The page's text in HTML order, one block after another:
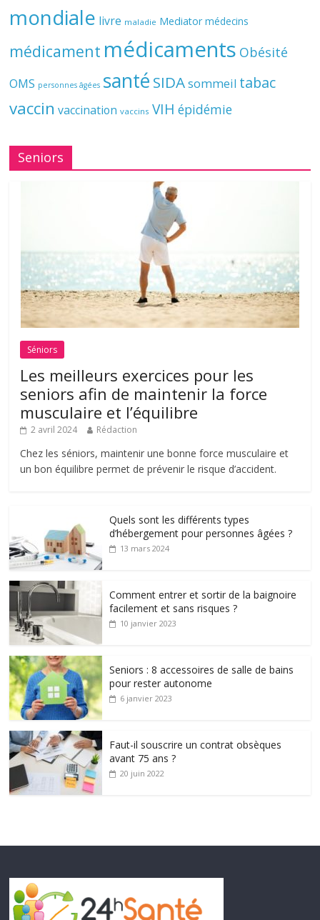
mondiale livre maladie Mediator médecins
médicament médicaments Obésité
OMS personnes âgées santé SIDAsommeil tabac
vaccin vaccination vaccins VIH épidémie
Seniors
Séniors
Les meilleurs exercices pour les
seniors afin de maintenir la force
musculaire et l’équilibre
2 avril 2024 Rédaction
Chez les séniors, maintenir une bonne force musculaire et
un bon équilibre permet de prévenir le risque d’accident.
Quels sont les différents types
d’hébergement pour personnes âgées ?
13 mars 2024
Comment entrer et sortir de la baignoire
facilement et sans risques ?
10 janvier 2023
Seniors : 8 accessoires de salle de bains
pour rester autonome
6 janvier 2023
Faut-il souscrire un contrat obsèques
avant 75 ans ?
20 juin 2022